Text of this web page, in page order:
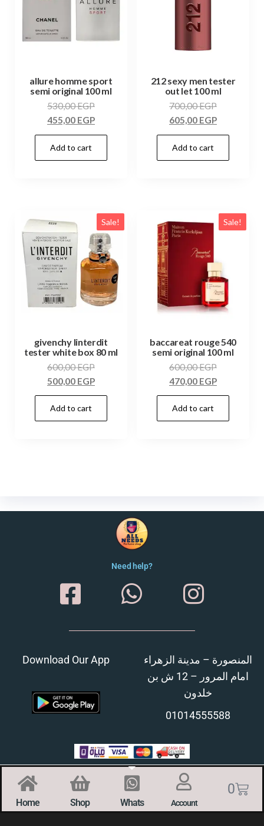
allure homme sport
semi original 100 ml
530,00EGP
455,00 EGP
Add to cart
212 sexy men tester
out let 100 ml
700,00EGP
605,00 EGP
Add to cart
Sale!
givenchy linterdit
tester white box 80 ml
600,00EGP
500,00 EGP
Add to cart
Sale!
baccareat rouge 540
semi original 100 ml
600,00EGP
470,00 EGP
Add to cart
Need help?
Download Our App
المنصورة – مدينة الزهراء
امام المرور – 12 ش بن
خلدون
01014555588
Home Shop Whats Account
0